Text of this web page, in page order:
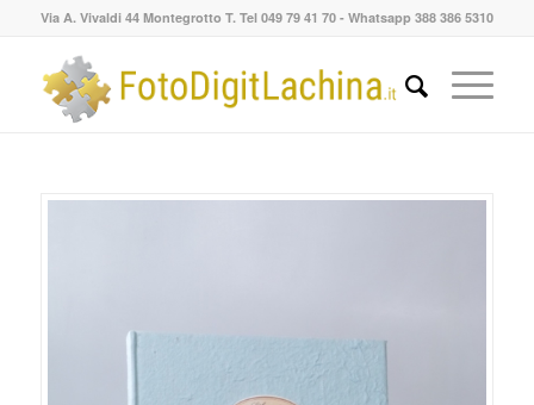
Via A. Vivaldi 44 Montegrotto T. Tel 049 79 41 70 - Whatsapp 388 386 5310